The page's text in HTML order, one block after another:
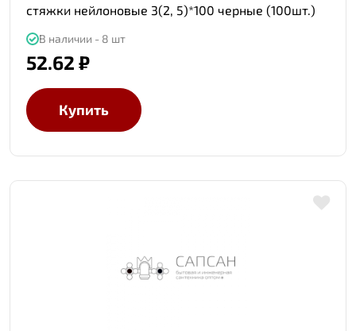
стяжки нейлоновые 3(2, 5)*100 черные (100шт.)
В наличии - 8 шт
52.62 ₽
Купить